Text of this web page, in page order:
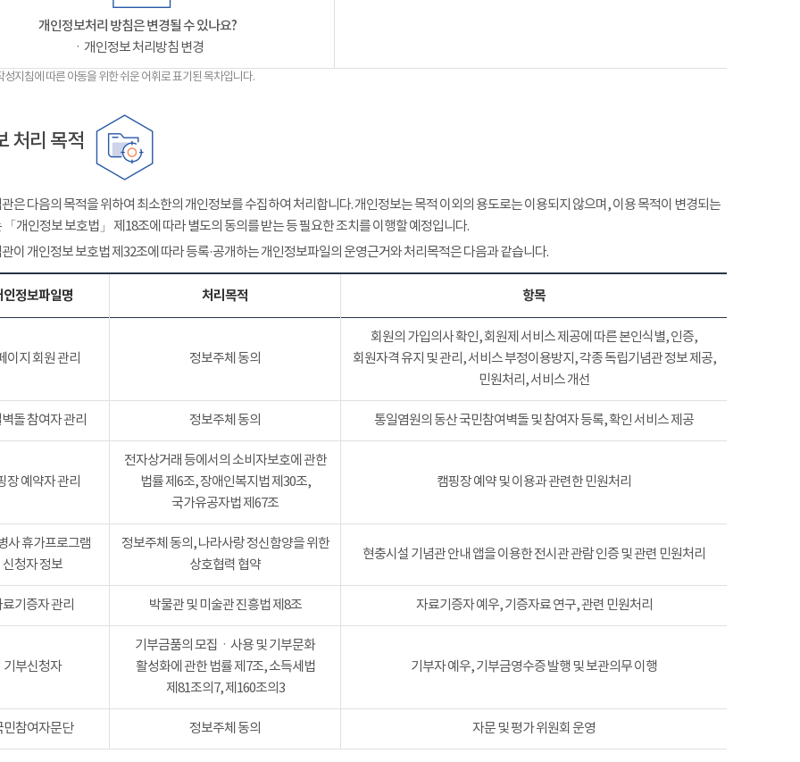
개인정보처리 방침은 변경될 수 있나요?
ㆍ개인정보 처리방침 변경
지침에 따른 아동을 위한 쉬운 어휘로 표기된 목차입니다.
처리 목적
은 다음의 목적을 위하여 최소한의 개인정보를 수집하여 처리합니다. 개인정보는 목적 이외의 용도로는 이용되지 않으며, 이용 목적이 변경되는
「개인정보 보호법」 제18조에 따라 별도의 동의를 받는 등 필요한 조치를 이행할 예정입니다.
이 개인정보 보호법 제32조에 따라 등록·공개하는 개인정보파일의 운영근거와 처리목적은 다음과 같습니다.
인정보파일명 처리목적 항목
이지 회원 관리 정보주체 동의
회원의 가입의사 확인, 회원제 서비스 제공에 따른 본인식별, 인증,
회원자격 유지 및 관리, 서비스 부정이용방지, 각종 독립기념관 정보 제공,
민원처리, 서비스 개선
돌 참여자 관리 정보주체 동의 통일염원의 동산 국민참여벽돌 및 참여자 등록, 확인 서비스 제공
장 예약자 관리
전자상거래 등에서의 소비자보호에 관한
법률 제6조, 장애인복지법 제30조,
국가유공자법 제67조
캠핑장 예약 및 이용과 관련한 민원처리
사 휴가프로그램
신청자 정보
정보주체 동의, 나라사랑 정신함양을 위한
상호협력 협약
현충시설 기념관 안내 앱을 이용한 전시관 관람 인증 및 관련 민원처리
기증자 관리 박물관 및 미술관 진흥법 제8조 자료기증자 예우, 기증자료 연구, 관련 민원처리
기부신청자
기부금품의 모집ㆍ사용 및 기부문화
활성화에 관한 법률 제7조, 소득세법
제81조의7, 제160조의3
기부자 예우, 기부금영수증 발행 및 보관의무 이행
민참여자문단 정보주체 동의 자문 및 평가 위원회 운영